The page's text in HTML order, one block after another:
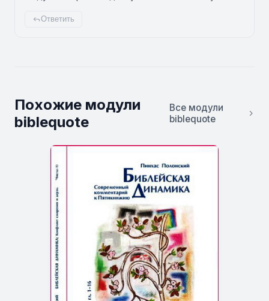
Ответить
Похожие модули
biblequote
Все модули
biblequote